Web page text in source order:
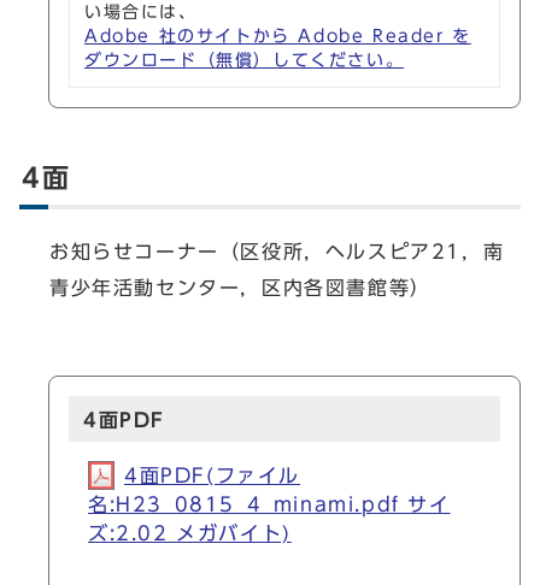
い場合には、
Adobe 社のサイトから Adobe Reader を
ダウンロード（無償）してください。
4面
お知らせコーナー（区役所，ヘルスピア21，南
青少年活動センター，区内各図書館等）
4面PDF
4面PDF(ファイル
名:H23_0815_4_minami.pdf サイ
ズ:2.02 メガバイト)